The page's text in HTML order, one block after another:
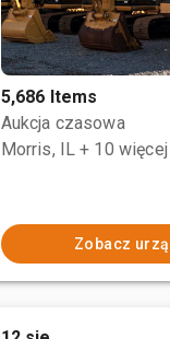
5,686 Items
Aukcja czasowa
Morris, IL + 10 więcej
Zobacz